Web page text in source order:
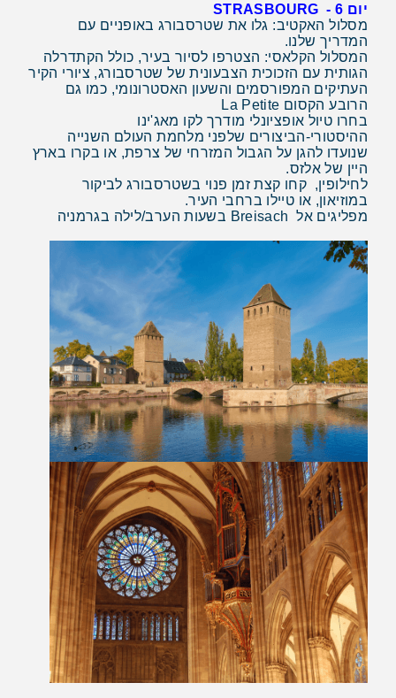
יום 6
- STRASBOURG
מסלול האקטיב: גלו את שטרסבורג באופניים עם
המדריך שלנו.
המסלול הקלאסי: הצטרפו לסיור בעיר, כולל הקתדרלה
הגותית עם הזכוכית הצבעונית של שטרסבורג, ציורי הקיר
העתיקים המפורסמים והשעון האסטרונומי, כמו גם
הרובע הקסום La Petite
בחרו טיול אופציונלי מודרך לקו מאג'ינו
ההיסטורי-הביצורים שלפני מלחמת העולם השנייה
שנועדו להגן על הגבול המזרחי של צרפת, או בקרו בארץ
היין של אלזס.
לחילופין, קחו קצת זמן פנוי בשטרסבורג לביקור
במוזיאון, או טיילו ברחבי העיר.
מפליגים אל Breisach בשעות הערב/לילה בגרמניה